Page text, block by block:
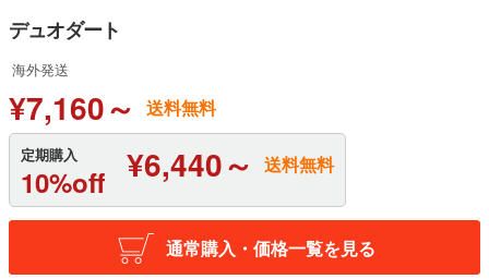
デュオダート
海外発送
¥7,160～ 送料無料
定期購入
10%off ¥6,440～ 送料無料
通常購入・価格一覧を見る